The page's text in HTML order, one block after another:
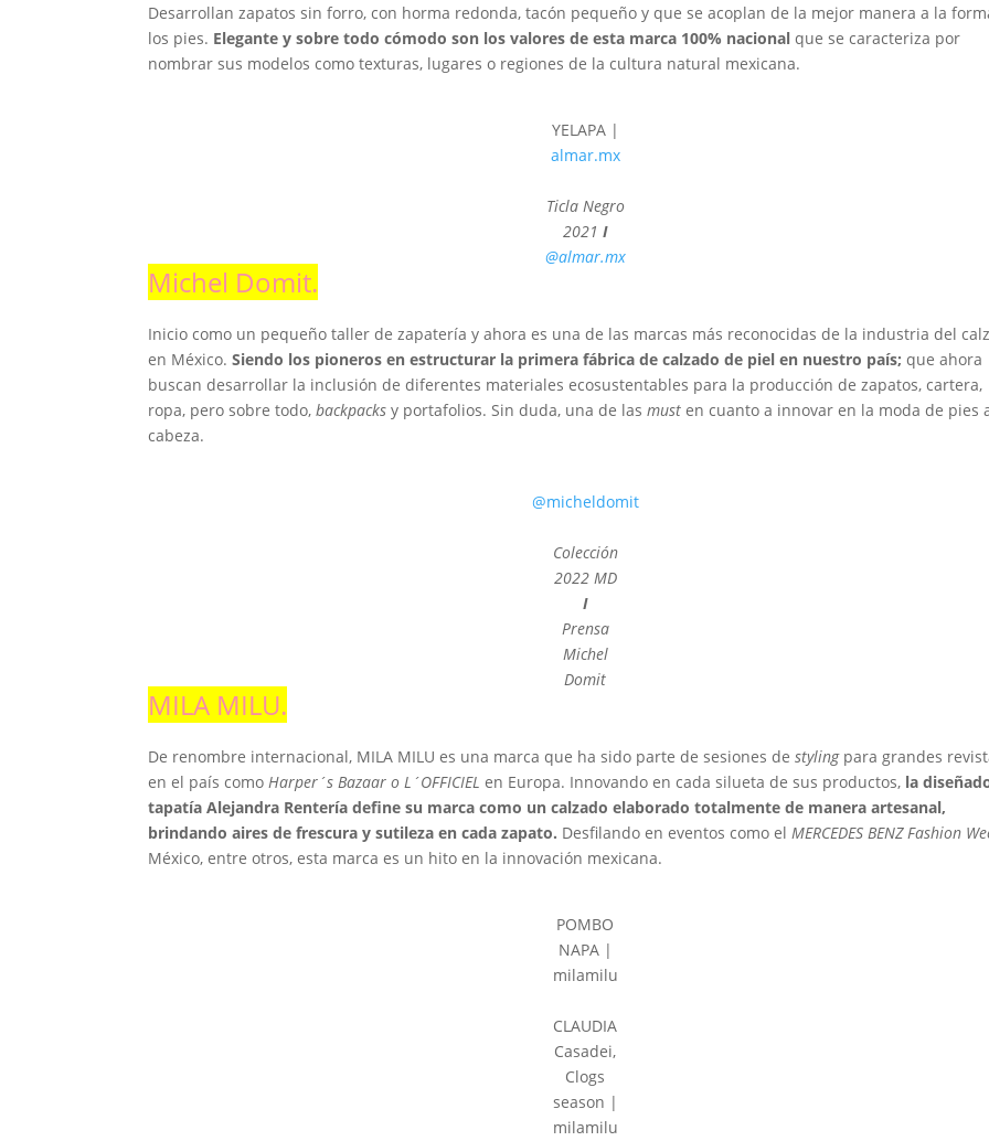
Desarrollan zapatos sin forro, con horma redonda, tacón pequeño y que se acoplan de la mejor manera a la
los pies. Elegante y sobre todo cómodo son los valores de esta marca 100% nacionalque se caracteriza por
nombrar sus modelos como texturas, lugares o regiones de la cultura natural mexicana.
YELAPA |
almar.mx
Ticla Negro
2021 I
@almar.mx
Michel Domit.
Inicio como un pequeño taller de zapatería y ahora es una de las marcas más reconocidas de la industria del
en México.Siendo los pioneros en estructurar la primera fábrica de calzado de piel en nuestro país;que ahora
buscan desarrollar la inclusión de diferentes materiales ecosustentables para la producción de zapatos, cartera,
ropa, pero sobre todo,backpacks y portafolios. Sin duda, una de lasmusten cuanto a innovar en la moda de pies
cabeza.
@micheldomit
Colección
2022 MD
I
Prensa
Michel
Domit
MILA MILU.
De renombre internacional, MILA MILU es una marca que ha sido parte de sesiones destylingpara grandes
en el país comoHarper´s Bazaar o L´OFFICIEL en Europa. Innovando en cada silueta de sus productos, la
tapatía Alejandra Rentería define su marca como un calzado elaborado totalmente de manera artesanal,
brindando aires de frescura y sutileza en cada zapato. Desfilando en eventos como elMERCEDES BENZ Fashion
México, entre otros, esta marca es un hito en la innovación mexicana.
POMBO
NAPA |
milamilu
CLAUDIA
Casadei,
Clogs
season |
milamilu